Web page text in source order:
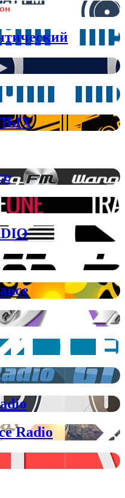
Radio